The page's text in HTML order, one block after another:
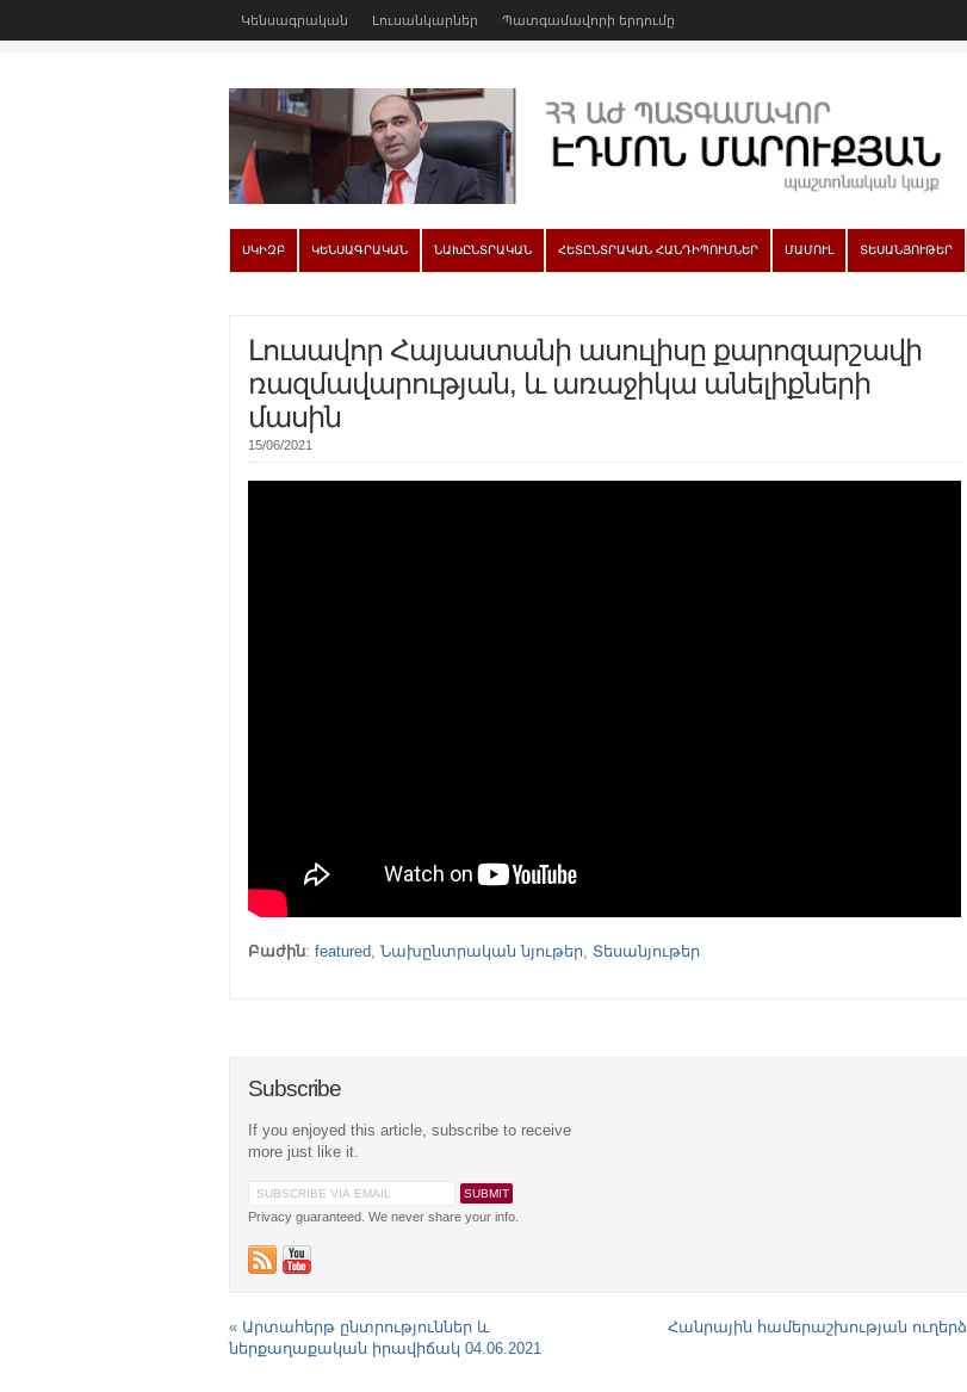
Կենսագրական Լուսանկարներ Պատգամավորի երդումը
ՍԿԻԶԲ ԿԵՆՍԱԳՐԱԿԱՆ ՆԱԽԸՆՏՐԱԿԱՆ ՀԵՏԸՆՏՐԱԿԱՆ ՀԱՆԴԻՊՈՒՄՆԵՐ ՄԱՄՈՒԼ ՏԵՍԱՆՅՈՒԹԵՐ
Լուսավոր Հայաստանի ասուլիսը քարոզարշավի
ռազմավարության, և առաջիկա անելիքների
մասին
15/06/2021
Բաժին: featured, Նախընտրական նյութեր, Տեսանյութեր
Subscribe
If you enjoyed this article, subscribe to receive
more just like it.
Privacy guaranteed. We never share your info.
« Արտահերթ ընտրություններ և
ներքաղաքական իրավիճակ 04.06.2021
Հանրային համերաշխության ուղերձ